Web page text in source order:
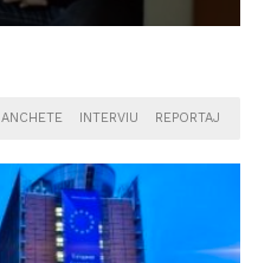
ANCHETE INTERVIU REPORTAJ